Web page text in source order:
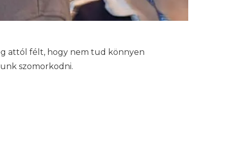
attól félt, hogy nem tud könnyen
szomorkodni.